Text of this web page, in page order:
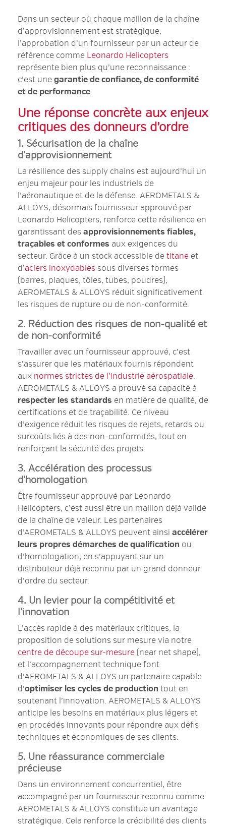
Dans un secteur où chaque maillon de la chaîne
d’approvisionnement est stratégique,
l’approbation d’un fournisseur par un acteur de
référence comme Leonardo Helicopters
représente bien plus qu’une reconnaissance :
c’est une garantie de confiance, de conformité
et de performance.
Une réponse concrète aux enjeux
critiques des donneurs d’ordre
1. Sécurisation de la chaîne
d’approvisionnement
La résilience des supply chains est aujourd’hui un
enjeu majeur pour les industriels de
l’aéronautique et de la défense. AEROMETALS &
ALLOYS, désormais fournisseur approuvé par
Leonardo Helicopters, renforce cette résilience en
garantissant des approvisionnements fiables,
traçables et conformes aux exigences du
secteur. Grâce à un stock accessible de titane et
d’aciers inoxydables sous diverses formes
(barres, plaques, tôles, tubes, poudres),
AEROMETALS & ALLOYS réduit significativement
les risques de rupture ou de non-conformité.
2. Réduction des risques de non-qualité et
de non-conformité
Travailler avec un fournisseur approuvé, c’est
s’assurer que les matériaux fournis répondent
aux normes strictes de l’industrie aérospatiale.
AEROMETALS & ALLOYS a prouvé sa capacité à
respecter les standards en matière de qualité, de
certifications et de traçabilité. Ce niveau
d’exigence réduit les risques de rejets, retards ou
surcoûts liés à des non-conformités, tout en
renforçant la sécurité des projets.
3. Accélération des processus
d’homologation
Être fournisseur approuvé par Leonardo
Helicopters, c’est aussi être un maillon déjà validé
de la chaîne de valeur. Les partenaires
d’AEROMETALS & ALLOYS peuvent ainsi accélérer
leurs propres démarches de qualification ou
d’homologation, en s’appuyant sur un
distributeur déjà reconnu par un grand donneur
d’ordre du secteur.
4. Un levier pour la compétitivité et
l’innovation
L’accès rapide à des matériaux critiques, la
proposition de solutions sur mesure via notre
centre de découpe sur-mesure (near net shape),
et l’accompagnement technique font
d’AEROMETALS & ALLOYS un partenaire capable
d’optimiser les cycles de production tout en
soutenant l’innovation. AEROMETALS & ALLOYS
anticipe les besoins en matériaux plus légers et
en procédés innovants pour répondre aux défis
techniques et économiques de ses clients.
5. Une réassurance commerciale
précieuse
Dans un environnement concurrentiel, être
accompagné par un fournisseur reconnu comme
AEROMETALS & ALLOYS constitue un avantage
stratégique. Cela renforce la crédibilité des clients